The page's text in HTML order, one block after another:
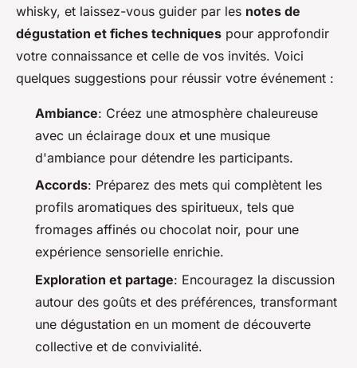
whisky, et laissez-vous guider par les notes de
dégustation et fiches techniques pour approfondir
votre connaissance et celle de vos invités. Voici
quelques suggestions pour réussir votre événement :
Ambiance: Créez une atmosphère chaleureuse
avec un éclairage doux et une musique
d'ambiance pour détendre les participants.
Accords: Préparez des mets qui complètent les
profils aromatiques des spiritueux, tels que
fromages affinés ou chocolat noir, pour une
expérience sensorielle enrichie.
Exploration et partage: Encouragez la discussion
autour des goûts et des préférences, transformant
une dégustation en un moment de découverte
collective et de convivialité.